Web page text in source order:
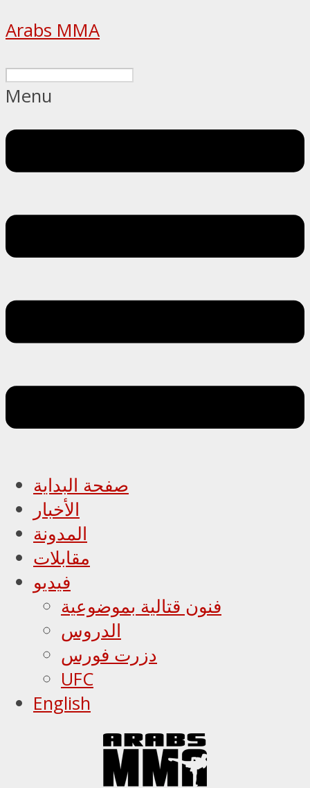
Arabs MMA
Menu
صفحة البداية
الأخبار
المدونة
مقابلات
فيديو
فنون قتالية بموضوعية
الدروس
دزرت فورس
UFC
English